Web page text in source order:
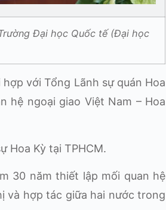
Đại học Quốc tế (Đại học
với Tổng Lãnh sự quán Hoa
hệ ngoại giao Việt Nam – Hoa
Hoa Kỳ tại TPHCM.
30 năm thiết lập mối quan hệ
và hợp tác giữa hai nước trong